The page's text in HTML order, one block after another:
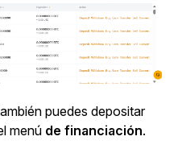
puedes depositar
menú de financiación.